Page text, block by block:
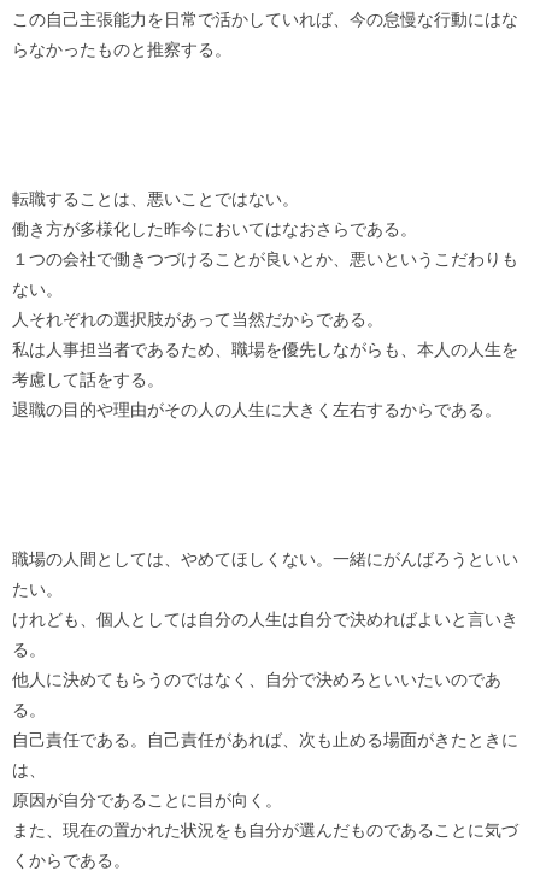
この自己主張能力を日常で活かしていれば、今の怠慢な行動にはな
らなかったものと推察する。
転職することは、悪いことではない。
働き方が多様化した昨今においてはなおさらである。
１つの会社で働きつづけることが良いとか、悪いというこだわりも
ない。
人それぞれの選択肢があって当然だからである。
私は人事担当者であるため、職場を優先しながらも、本人の人生を
考慮して話をする。
退職の目的や理由がその人の人生に大きく左右するからである。
職場の人間としては、やめてほしくない。一緒にがんばろうといい
たい。
けれども、個人としては自分の人生は自分で決めればよいと言いき
る。
他人に決めてもらうのではなく、自分で決めろといいたいのであ
る。
自己責任である。自己責任があれば、次も止める場面がきたときに
は、
原因が自分であることに目が向く。
また、現在の置かれた状況をも自分が選んだものであることに気づ
くからである。